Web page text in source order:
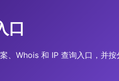
口
、Whois 和 IP 查询入口，并按